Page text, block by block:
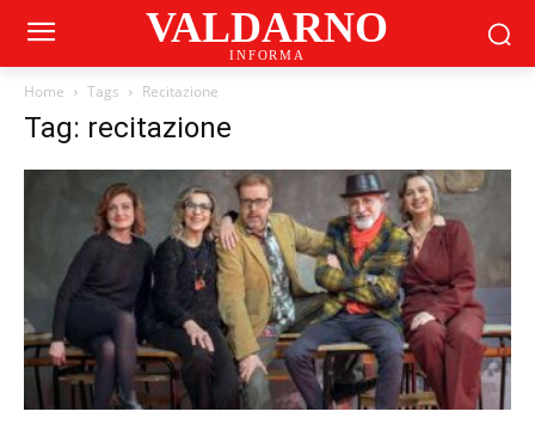
VALDARNO
INFORMA
Home Tags Recitazione
Tag: recitazione